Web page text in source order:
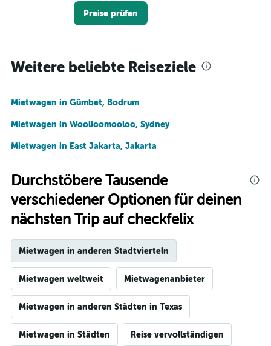
Preise prüfen
Weitere beliebte Reiseziele
Mietwagen in Gümbet, Bodrum
Mietwagen in Woolloomooloo, Sydney
Mietwagen in East Jakarta, Jakarta
Durchstöbere Tausende
verschiedener Optionen für deinen
nächsten Trip auf checkfelix
Mietwagen in anderen Stadtvierteln
Mietwagen weltweit Mietwagenanbieter
Mietwagen in anderen Städten in Texas
Mietwagen in Städten Reise vervollständigen